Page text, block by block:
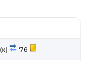
(к) '76